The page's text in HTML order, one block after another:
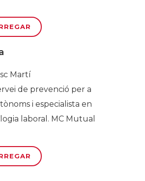
Martí
de prevenció per a
i especialista en
laboral. MC Mutual